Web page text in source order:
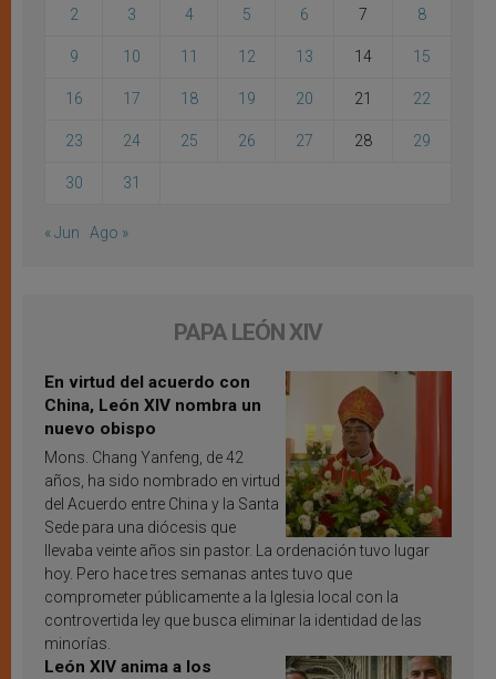
2 3 4 5 6 7 8
9 10 11 12 13 14 15
16 17 18 19 20 21 22
23 24 25 26 27 28 29
30 31
« Jun Ago »
PAPA LEÓN XIV
En virtud del acuerdo con
China, León XIV nombra un
nuevo obispo
Mons. Chang Yanfeng, de 42
años, ha sido nombrado en virtud
del Acuerdo entre China y la Santa
Sede para una diócesis que
llevaba veinte años sin pastor. La ordenación tuvo lugar
hoy. Pero hace tres semanas antes tuvo que
comprometer públicamente a la Iglesia local con la
controvertida ley que busca eliminar la identidad de las
minorías.
León XIV anima a los